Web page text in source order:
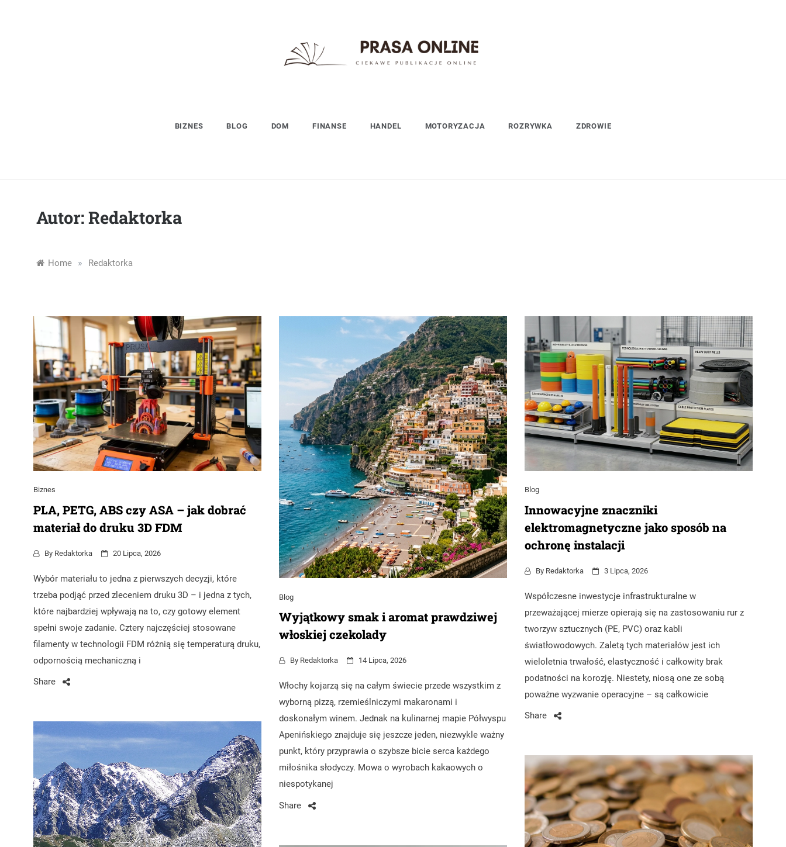
BIZNES BLOG DOM FINANSE HANDEL MOTORYZACJA ROZRYWKA ZDROWIE
Autor:Redaktorka
Home » Redaktorka
Biznes
PLA, PETG, ABS czy ASA – jak dobrać
materiał do druku 3D FDM
By Redaktorka 20 Lipca, 2026
Wybór materiału to jedna z pierwszych decyzji, które
trzeba podjąć przed zleceniem druku 3D – i jedna z tych,
które najbardziej wpływają na to, czy gotowy element
spełni swoje zadanie. Cztery najczęściej stosowane
filamenty w technologii FDM różnią się temperaturą druku,
odpornością mechaniczną i
Share
Blog
Wyjątkowy smak i aromat prawdziwej
włoskiej czekolady
By Redaktorka 14 Lipca, 2026
Włochy kojarzą się na całym świecie przede wszystkim z
wyborną pizzą, rzemieślniczymi makaronami i
doskonałym winem. Jednak na kulinarnej mapie Półwyspu
Apenińskiego znajduje się jeszcze jeden, niezwykle ważny
punkt, który przyprawia o szybsze bicie serca każdego
miłośnika słodyczy. Mowa o wyrobach kakaowych o
niespotykanej
Share
Blog
Innowacyjne znaczniki
elektromagnetyczne jako sposób na
ochronę instalacji
By Redaktorka 3 Lipca, 2026
Współczesne inwestycje infrastrukturalne w
przeważającej mierze opierają się na zastosowaniu rur z
tworzyw sztucznych (PE, PVC) oraz kabli
światłowodowych. Zaletą tych materiałów jest ich
wieloletnia trwałość, elastyczność i całkowity brak
podatności na korozję. Niestety, niosą one ze sobą
poważne wyzwanie operacyjne – są całkowicie
Share